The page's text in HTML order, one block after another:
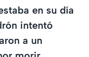
en su día
intentó
a un